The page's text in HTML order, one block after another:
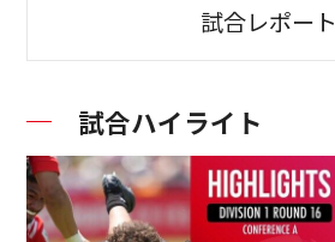
試合レポート
試合ハイライト